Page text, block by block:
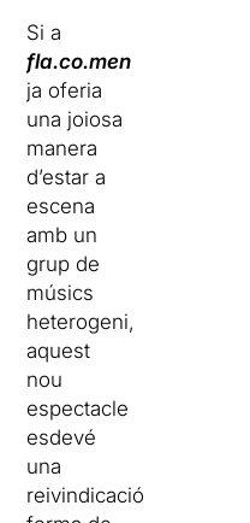
Si a
fla.co.men
ja oferia
una joiosa
manera
d’estar a
escena
amb un
grup de
músics
heterogeni,
aquest
nou
espectacle
esdevé
una
reivindicació